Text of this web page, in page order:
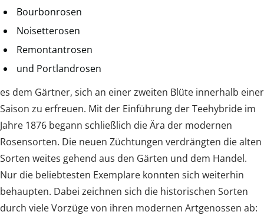
Bourbonrosen
Noisetterosen
Remontantrosen
und Portlandrosen
es dem Gärtner, sich an einer zweiten Blüte innerhalb einer
Saison zu erfreuen. Mit der Einführung der Teehybride im
Jahre 1876 begann schließlich die Ära der modernen
Rosensorten. Die neuen Züchtungen verdrängten die alten
Sorten weites gehend aus den Gärten und dem Handel.
Nur die beliebtesten Exemplare konnten sich weiterhin
behaupten. Dabei zeichnen sich die historischen Sorten
durch viele Vorzüge von ihren modernen Artgenossen ab: